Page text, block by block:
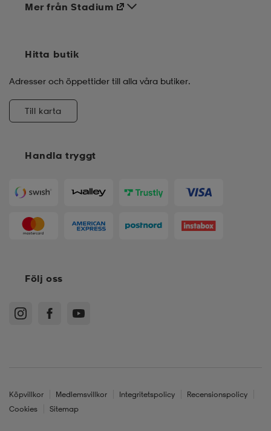
Handla tryggt
Mer från Stadium
Hitta butik
Adresser och öppettider till alla våra butiker.
Till karta
Följ oss
Köpvillkor Medlemsvillkor Integritetspolicy
Recensionspolicy
Cookies
Sitemap